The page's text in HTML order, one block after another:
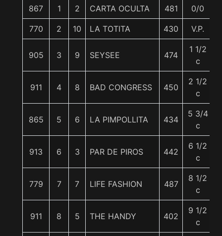
867 1 2 CARTA OCULTA 481 0/0
770 2 10 LA TOTITA 430 V.P.
905 3 9 SEYSEE 474
1 1/2
c
911 4 8 BAD CONGRESS 450
2 1/2
c
865 5 6 LA PIMPOLLITA 434
5 3/4
c
913 6 3 PAR DE PIROS 442
6 1/2
c
779 7 7 LIFE FASHION 487
8 1/2
c
911 8 5 THE HANDY 402
9 1/2
c